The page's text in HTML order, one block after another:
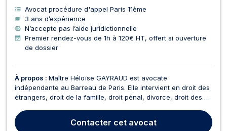
Avocat procédure d'appel Paris 11ème
3 ans d’expérience
N’accepte pas l’aide juridictionnelle
Premier rendez-vous de 1h à 120€ HT, offert si ouverture
de dossier
À propos : Maître Héloïse GAYRAUD est avocate
indépendante au Barreau de Paris. Elle intervient en droit des
étrangers, droit de la famille, droit pénal, divorce, droit des
des étrangers 🌍Maître GAYRAUD vous accompagne dans
toutes vos démarches : Visa, titre de séjour, régul...
Contacter cet avocat